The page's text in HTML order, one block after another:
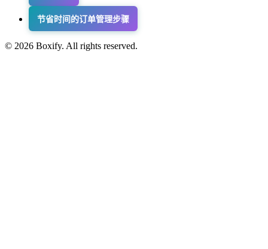
节省时间的订单管理步骤
© 2026 Boxify. All rights reserved.